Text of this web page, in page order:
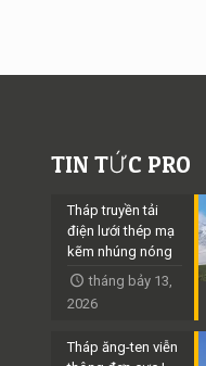
TIN TỨC PRO
Tháp truyền tải
điện lưới thép mạ
kẽm nhúng nóng
tháng bảy 13,
2026
Tháp ăng-ten viễn